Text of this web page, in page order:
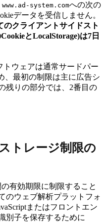
www.ad-system.comへの次の
データを受信しません。
のクライアントサイドスト
とLocalStorage)は7日
ウェアは通常サードパー
、最初の制限は主に広告シ
残りの部分では、2番目の
トレージ制限の
の有効期限に制限すること
のウェブ解析プラットフォ
またはフロントエン
別子を保存するために